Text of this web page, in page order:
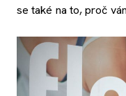
se také na to, proč